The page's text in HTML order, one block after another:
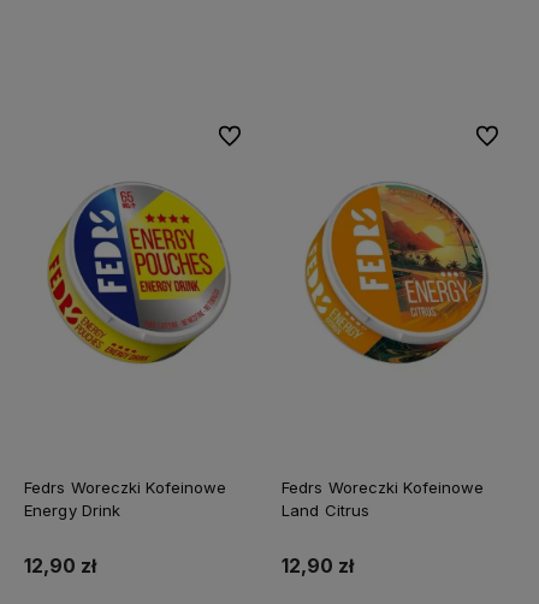
Fedrs Woreczki Kofeinowe
Energy Drink
12,90 zł
Do ulubionych
Fedrs Woreczki Kofeinowe
Land Citrus
12,90 zł
Do